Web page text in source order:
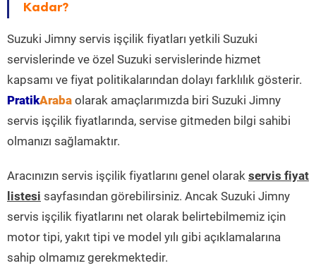
Kadar?
Suzuki Jimny servis işçilik fiyatları yetkili Suzuki
servislerinde ve özel Suzuki servislerinde hizmet
kapsamı ve fiyat politikalarından dolayı farklılık gösterir.
PratikAraba olarak amaçlarımızda biri Suzuki Jimny
servis işçilik fiyatlarında, servise gitmeden bilgi sahibi
olmanızı sağlamaktır.
Aracınızın servis işçilik fiyatlarını genel olarak servis fiyat
listesi sayfasından görebilirsiniz. Ancak Suzuki Jimny
servis işçilik fiyatlarını net olarak belirtebilmemiz için
motor tipi, yakıt tipi ve model yılı gibi açıklamalarına
sahip olmamız gerekmektedir.